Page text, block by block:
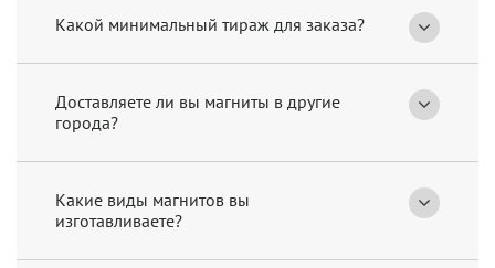
Какой минимальный тираж для заказа?
Доставляете ли вы магниты в другие
города?
Какие виды магнитов вы
изготавливаете?